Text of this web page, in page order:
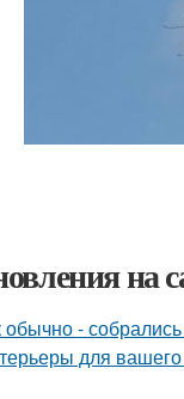
на
- собрались
для вашего